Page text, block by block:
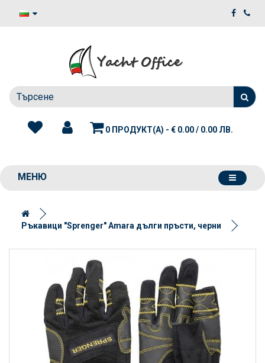
0 ПРОДУКТ(А) - € 0.00 / 0.00 ЛВ.
МЕНЮ
Ръкавици "Sprenger" Amara дълги пръсти, черни